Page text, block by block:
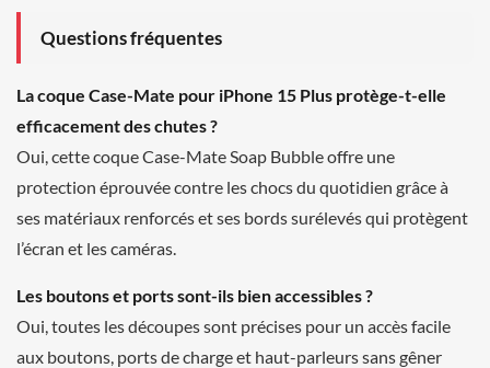
Questions fréquentes
La coque Case-Mate pour iPhone 15 Plus protège-t-elle
efficacement des chutes ?
Oui, cette coque Case-Mate Soap Bubble offre une
protection éprouvée contre les chocs du quotidien grâce à
ses matériaux renforcés et ses bords surélevés qui protègent
l’écran et les caméras.
Les boutons et ports sont-ils bien accessibles ?
Oui, toutes les découpes sont précises pour un accès facile
aux boutons, ports de charge et haut-parleurs sans gêner